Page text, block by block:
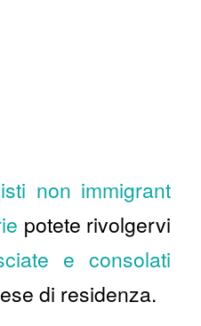
non immigrant
potete rivolgervi
e consolati
di residenza.